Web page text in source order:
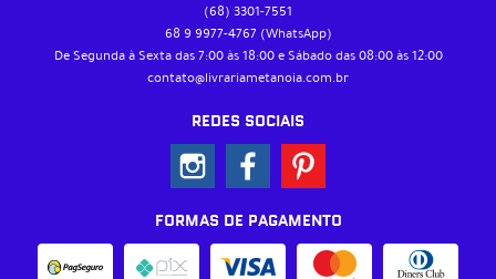
(68) 3301-7551
68 9 9977-4767 (WhatsApp)
De Segunda à Sexta das 7:00 às 18:00 e Sábado das 08:00 às 12:00
contato@livrariametanoia.com.br
REDES SOCIAIS
FORMAS DE PAGAMENTO